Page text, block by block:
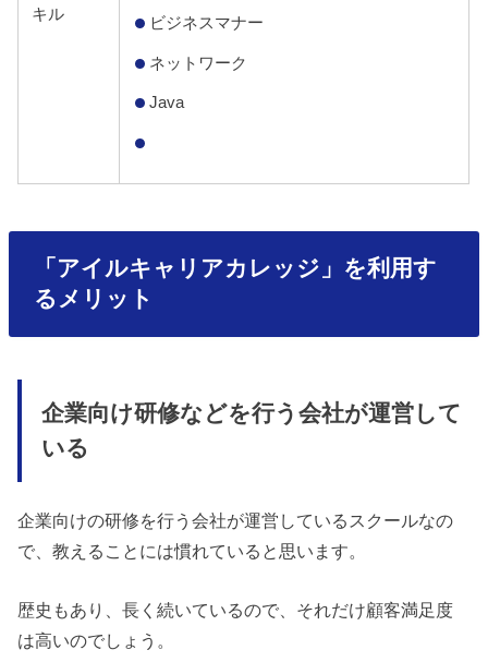
キル
ビジネスマナー
ネットワーク
Java
「アイルキャリアカレッジ」を利用す
るメリット
企業向け研修などを行う会社が運営して
いる
企業向けの研修を行う会社が運営しているスクールなの
で、教えることには慣れていると思います。
歴史もあり、長く続いているので、それだけ顧客満足度
は高いのでしょう。